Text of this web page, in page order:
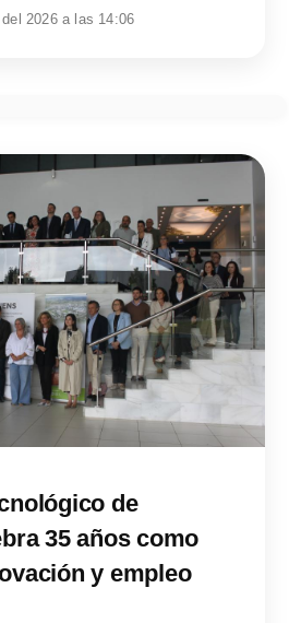
2026 a las 14:06
de
35 años como
y empleo